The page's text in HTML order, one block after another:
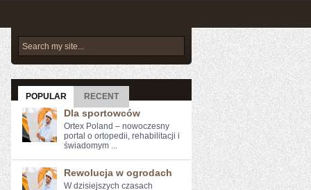
POPULAR RECENT
Dla sportowców
Ortex Poland – nowoczesny
portal o ortopedii, rehabilitacji i
świadomym ...
Rewolucja w ogrodach
W dzisiejszych ‍czasach